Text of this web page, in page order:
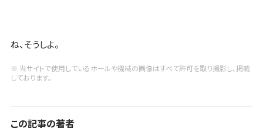
ね、そうしよ。
※ 当サイトで使用しているホールや機械の画像はすべて許可を取り撮影し、掲載
しております。
この記事の著者